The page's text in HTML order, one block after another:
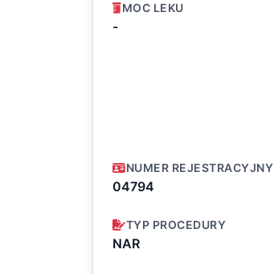
MOC LEKU
-
NUMER REJESTRACYJNY
04794
TYP PROCEDURY
NAR